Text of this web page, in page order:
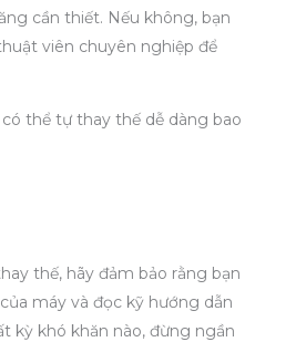
cần thiết. Nếu không, bạn
viên chuyên nghiệp để
thể tự thay thế dễ dàng bao
thế, hãy đảm bảo rằng bạn
máy và đọc kỹ hướng dẫn
kỳ khó khăn nào, đừng ngần